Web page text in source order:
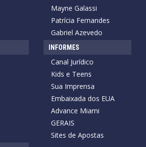
Mayne Galassi
Patrícia Fernandes
Gabriel Azevedo
INFORMES
Canal Jurídico
Kids e Teens
Sua Imprensa
Embaixada dos EUA
Advance Miami
GERAIS
Sites de Apostas